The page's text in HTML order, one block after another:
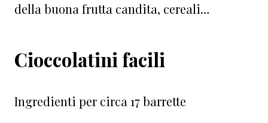
della buona frutta candita, cereali…
Cioccolatini facili
Ingredienti per circa 17 barrette